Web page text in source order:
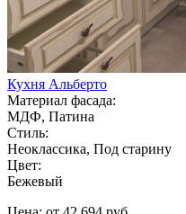
Кухня Альберто
Материал фасада:
МДФ, Патина
Стиль:
Неоклассика, Под старину
Цвет:
Бежевый